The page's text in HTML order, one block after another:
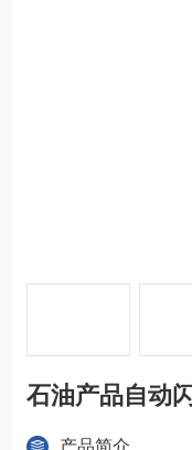
石油产品自动
产品简介